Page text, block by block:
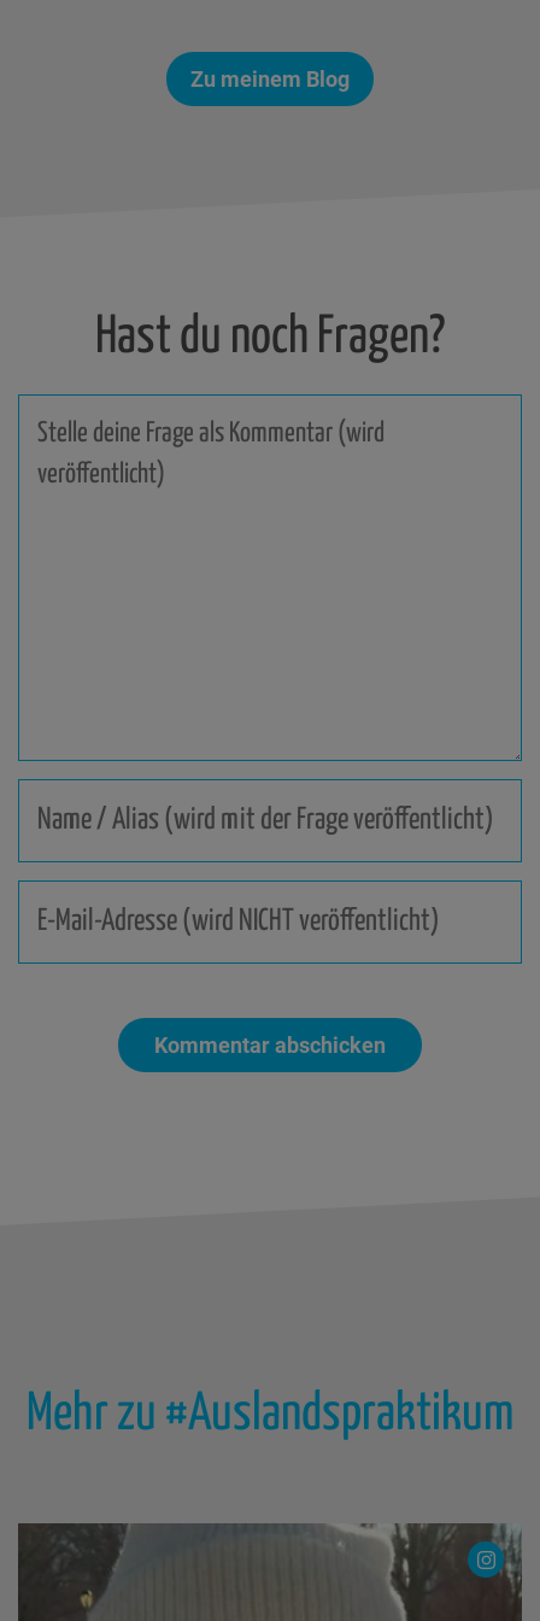
Zu meinem Blog
Hast du noch Fragen?
deine
Frage
Alias
mit
der
veröffentlicht)
Mail-
Adresse
veröffentlicht)
Mehr zu #Auslandspraktikum
Sarah
USA